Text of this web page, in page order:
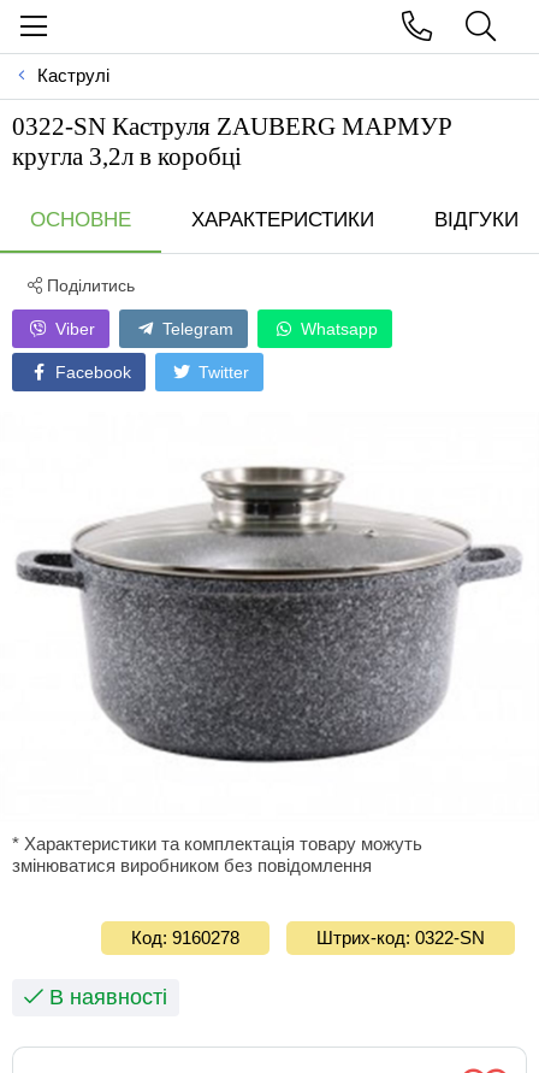
Каструлі
0322-SN Каструля ZAUBERG МАРМУР
кругла 3,2л в коробці
ОСНОВНЕ ХАРАКТЕРИСТИКИ ВІДГУКИ
Поділитись
Viber Telegram Whatsapp
Facebook Twitter
* Характеристики та комплектація товару можуть
змінюватися виробником без повідомлення
Код: 9160278 Штрих-код: 0322-SN
В наявності